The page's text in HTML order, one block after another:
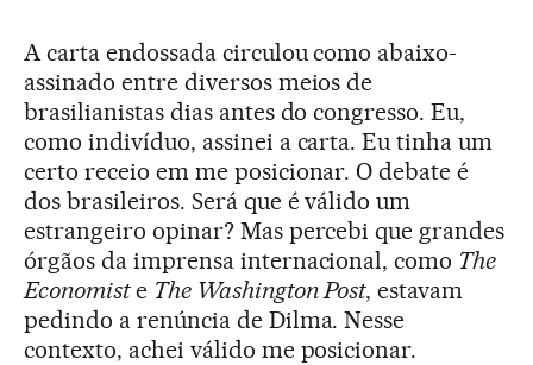
A carta endossada circulou como abaixo-
assinado entre diversos meios de
brasilianistas dias antes do congresso. Eu,
como indivíduo, assinei a carta. Eu tinha um
certo receio em me posicionar. O debate é
dos brasileiros. Será que é válido um
estrangeiro opinar? Mas percebi que grandes
órgãos da imprensa internacional, como The
Economiste The Washington Post, estavam
pedindo a renúncia de Dilma. Nesse
contexto, achei válido me posicionar.